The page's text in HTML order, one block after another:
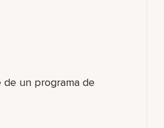
un programa de